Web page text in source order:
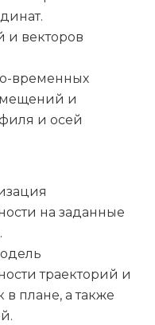
и векторов
временных
и
и осей
на заданные
траекторий и
плане, а также